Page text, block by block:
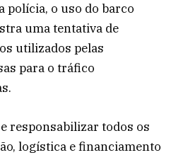
polícia, o uso do barco
uma tentativa de
utilizados pelas
para o tráfico
responsabilizar todos os
logística e financiamento